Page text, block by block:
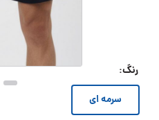
رنگ:
سرمه ای